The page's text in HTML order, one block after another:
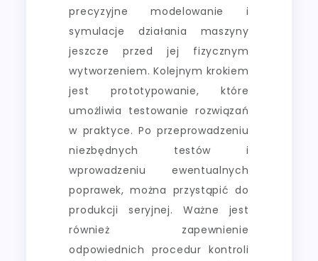
precyzyjne modelowanie i
symulacje działania maszyny
jeszcze przed jej fizycznym
wytworzeniem. Kolejnym krokiem
jest prototypowanie, które
umożliwia testowanie rozwiązań
w praktyce. Po przeprowadzeniu
niezbędnych testów i
wprowadzeniu ewentualnych
poprawek, można przystąpić do
produkcji seryjnej. Ważne jest
również zapewnienie
odpowiednich procedur kontroli